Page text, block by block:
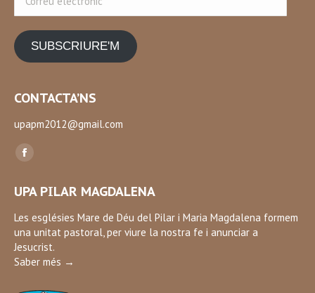
electrònic
SUBSCRIURE'M
CONTACTA’NS
upapm2012@gmail.com
Find us on:
Facebook
opens
in
new
window
UPA PILAR MAGDALENA
Les esglésies Mare de Déu del Pilar i Maria Magdalena formem
una unitat pastoral, per viure la nostra fe i anunciar a
Jesucrist.
Saber més →